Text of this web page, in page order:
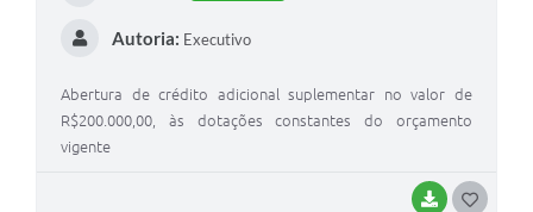
BAIXAR
Autoria: Executivo
Abertura de crédito adicional suplementar no valor de
R$200.000,00, às dotações constantes do orçamento
vigente